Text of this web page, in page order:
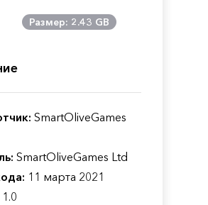
Размер: 2.43 GB
SmartOliveGames
SmartOliveGames Ltd
11 марта 2021
1.0